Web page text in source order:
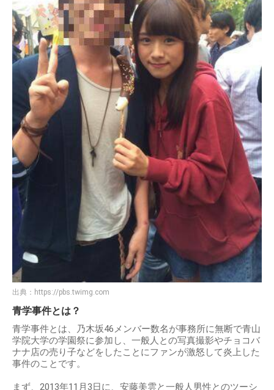
出典： https://pbs.twimg.com
青学事件とは？
青学事件とは、乃木坂46メンバー数名が事務所に無断で青山
学院大学の学園祭に参加し、一般人との写真撮影やチョコバ
ナナ店の売り子などをしたことにファンが激怒して炎上した
事件のことです。
まず、2013年11月3日に、安藤美雲と一般人男性とのツーシ